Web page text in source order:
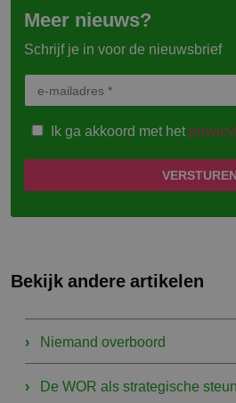
Meer nieuws?
Schrijf je in voor de nieuwsbrief
Ik ga akkoord met het
Bekijk andere artikelen
Niemand overboord
De WOR als strategische